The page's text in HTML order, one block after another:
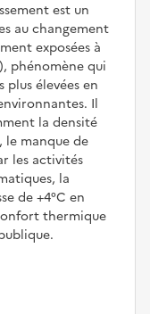
est un
au changement
exposées à
phénomène qui
élevées en
Il
la densité
le manque de
les activités
la
de +4°C en
thermique